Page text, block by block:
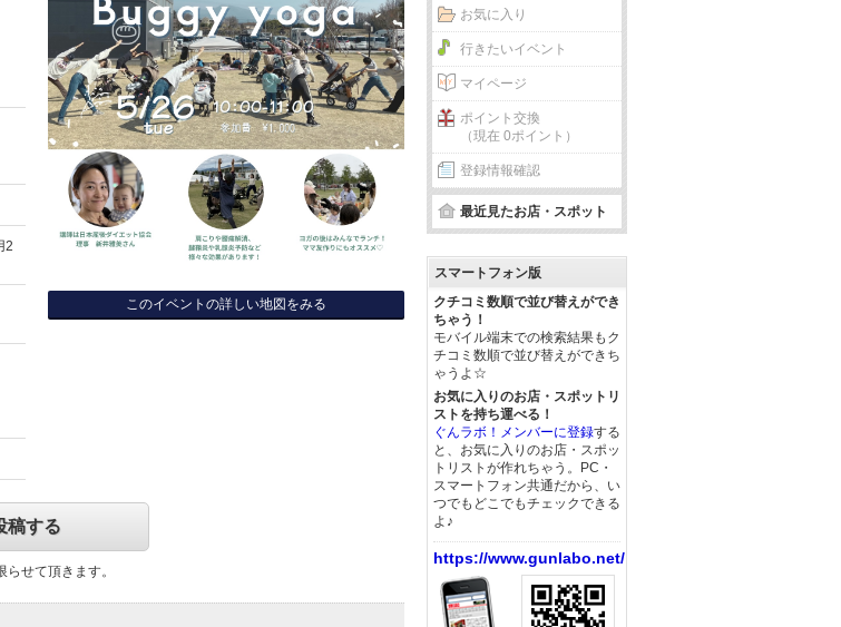
2
このイベントの詳しい地図をみる
稿する
せて頂きます。
お気に入り
行きたいイベント
マイページ
ポイント交換
（現在 0ポイント）
登録情報確認
最近見たお店・スポット
スマートフォン版
クチコミ数順で並び替えができ
ちゃう！
モバイル端末での検索結果もク
チコミ数順で並び替えができち
ゃうよ☆
お気に入りのお店・スポットリ
ストを持ち運べる！
ぐんラボ！メンバーに登録する
と、お気に入りのお店・スポッ
トリストが作れちゃう。PC・
スマートフォン共通だから、い
つでもどこでもチェックできる
よ♪
https://www.gunlabo.net/